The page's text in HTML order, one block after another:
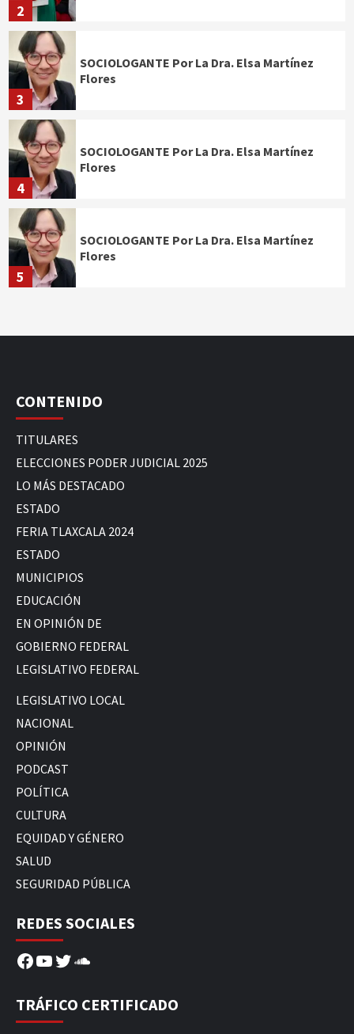
2
3
SOCIOLOGANTE Por La Dra. Elsa Martínez
Flores
4
SOCIOLOGANTE Por La Dra. Elsa Martínez
Flores
5
SOCIOLOGANTE Por La Dra. Elsa Martínez
Flores
CONTENIDO
TITULARES
ELECCIONES PODER JUDICIAL 2025
LO MÁS DESTACADO
ESTADO
FERIA TLAXCALA 2024
ESTADO
MUNICIPIOS
EDUCACIÓN
EN OPINIÓN DE
GOBIERNO FEDERAL
LEGISLATIVO FEDERAL
LEGISLATIVO LOCAL
NACIONAL
OPINIÓN
PODCAST
POLÍTICA
CULTURA
EQUIDAD Y GÉNERO
SALUD
SEGURIDAD PÚBLICA
REDES SOCIALES
Facebook
YouTube
Twitter
SoundCloud
TRÁFICO CERTIFICADO